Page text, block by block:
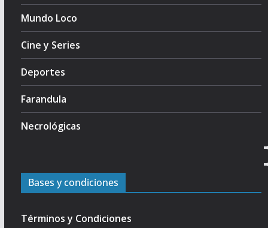
Mundo Loco
Cine y Series
Deportes
Farandula
Necrológicas
Bases y condiciones
Términos y Condiciones